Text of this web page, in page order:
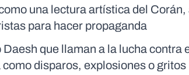
una lectura artística del Corán,
para hacer propaganda
que llaman a la lucha contra
disparos, explosiones o gritos